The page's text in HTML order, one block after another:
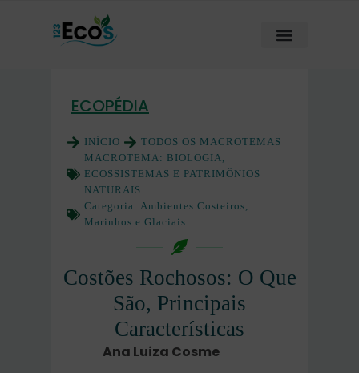
ECOPÉDIA
INÍCIO
TODOS OS MACROTEMAS
MACROTEMA: BIOLOGIA,
ECOSSISTEMAS E PATRIMÔNIOS
NATURAIS
Categoria: Ambientes Costeiros,
Marinhos e Glaciais
Costões Rochosos: O Que
São, Principais
Características
Ana Luiza Cosme